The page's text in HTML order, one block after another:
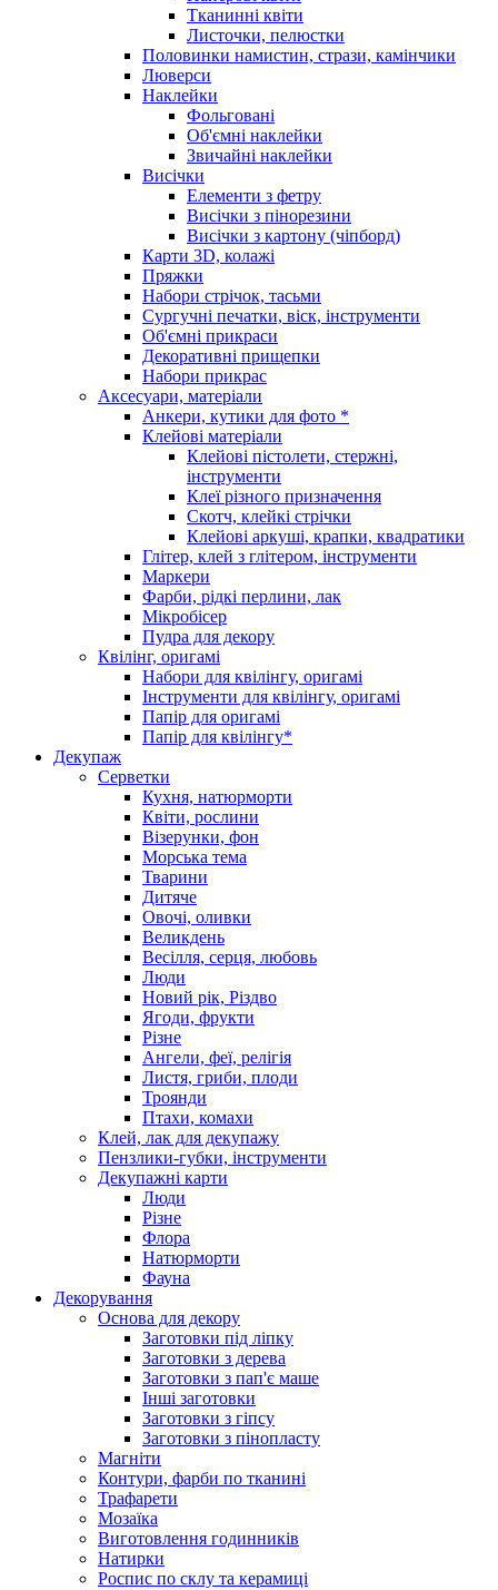
Тканинні квіти
Листочки, пелюстки
Половинки намистин, стрази, камінчики
Люверси
Наклейки
Фольговані
Об'ємні наклейки
Звичайні наклейки
Висічки
Елементи з фетру
Висічки з пінорезини
Висічки з картону (чіпборд)
Карти 3D, колажі
Пряжки
Набори стрічок, тасьми
Сургучні печатки, віск, інструменти
Об'ємні прикраси
Декоративні прищепки
Набори прикрас
Аксесуари, матеріали
Анкери, кутики для фото *
Клейові матеріали
Клейові пістолети, стержні,
інструменти
Клеї різного призначення
Скотч, клейкі стрічки
Клейові аркуші, крапки, квадратики
Глітер, клей з глітером, інструменти
Маркери
Фарби, рідкі перлини, лак
Мікробісер
Пудра для декору
Квілінг, оригамі
Набори для квілінгу, оригамі
Інструменти для квілінгу, оригамі
Папір для оригамі
Папір для квілінгу*
Декупаж
Серветки
Кухня, натюрморти
Квіти, рослини
Візерунки, фон
Морська тема
Тварини
Дитяче
Овочі, оливки
Великдень
Весілля, серця, любовь
Люди
Новий рік, Різдво
Ягоди, фрукти
Різне
Ангели, феї, релігія
Листя, гриби, плоди
Троянди
Птахи, комахи
Клей, лак для декупажу
Пензлики-губки, інструменти
Декупажні карти
Люди
Різне
Флора
Натюрморти
Фауна
Декорування
Основа для декору
Заготовки під ліпку
Заготовки з дерева
Заготовки з пап'є маше
Інші заготовки
Заготовки з гіпсу
Заготовки з пінопласту
Магніти
Контури, фарби по тканині
Трафарети
Мозаїка
Виготовлення годинників
Натирки
Роспис по склу та керамиці